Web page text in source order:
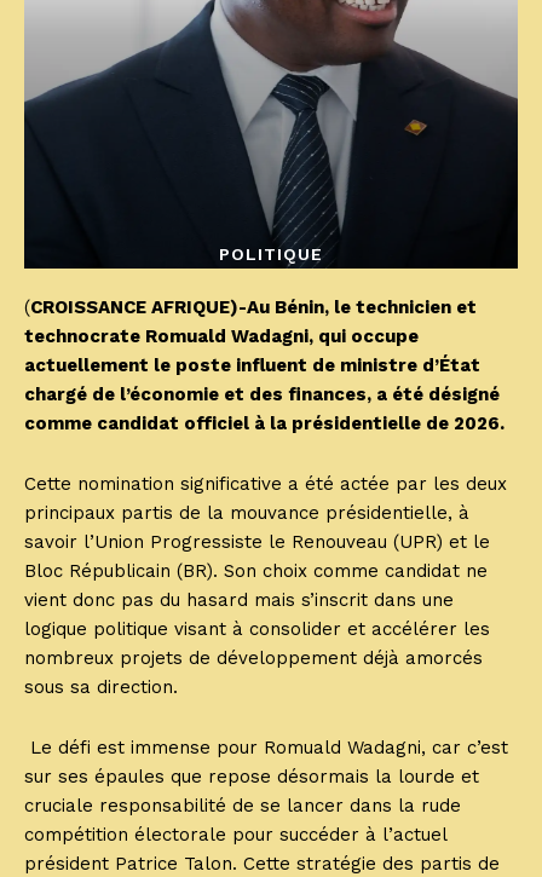
POLITIQUE
(CROISSANCE AFRIQUE)-Au Bénin, le technicien et
technocrate Romuald Wadagni, qui occupe
actuellement le poste influent de ministre d’État
chargé de l’économie et des finances, a été désigné
comme candidat officiel à la présidentielle de 2026.
Cette nomination significative a été actée par les deux
principaux partis de la mouvance présidentielle, à
savoir l’Union Progressiste le Renouveau (UPR) et le
Bloc Républicain (BR). Son choix comme candidat ne
vient donc pas du hasard mais s’inscrit dans une
logique politique visant à consolider et accélérer les
nombreux projets de développement déjà amorcés
sous sa direction.
Le défi est immense pour Romuald Wadagni, car c’est
sur ses épaules que repose désormais la lourde et
cruciale responsabilité de se lancer dans la rude
compétition électorale pour succéder à l’actuel
président Patrice Talon. Cette stratégie des partis de